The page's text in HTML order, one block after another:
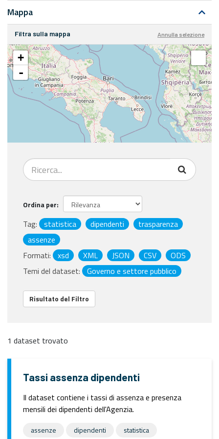
Mappa
Filtra sulla mappa Annulla selezione
+
-
Ordina per
Tag: statistica dipendenti
trasparenza
assenze
Formati:
xsd XML JSON CSV
ODS
Temi del dataset:
Governo e settore pubblico
Risultato del Filtro
1 dataset trovato
Tassi assenza dipendenti
Il dataset contiene i tassi di assenza e presenza
mensili dei dipendenti dell'Agenzia.
assenze dipendenti statistica